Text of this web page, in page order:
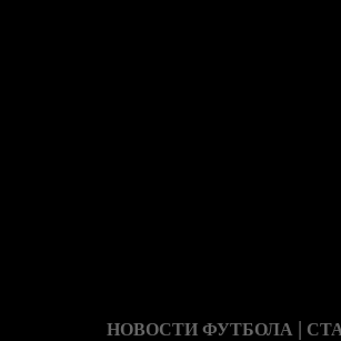
НОВОСТИ ФУТБОЛА |